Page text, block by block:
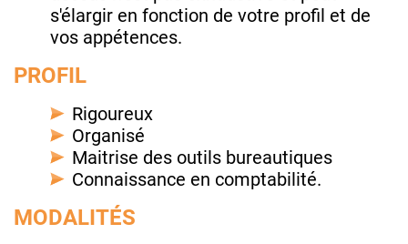
s'élargir en fonction de votre profil et de
vos appétences.
PROFIL
Rigoureux
Organisé
Maitrise des outils bureautiques
Connaissance en comptabilité.
MODALITÉS